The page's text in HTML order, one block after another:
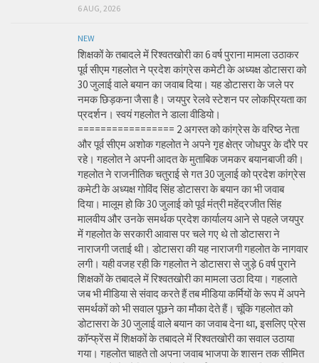
6 AUG, 2026
NEW
शिक्षकों के तबादले में रिश्वतखोरी का 6 वर्ष पुराना मामला उठाकर
पूर्व सीएम गहलोत ने प्रदेश कांग्रेस कमेटी के अध्यक्ष डोटासरा को
30 जुलाई वाले बयान का जवाब दिया। यह डोटासरा के जले पर
नमक छिड़कना जैसा है। जयपुर रेलवे स्टेशन पर लोकप्रियता का
प्रदर्शन। स्वयं गहलोत ने डाला वीडियो।
================= 2 अगस्त को कांग्रेस के वरिष्ठ नेता
और पूर्व सीएम अशोक गहलोत ने अपने गृह क्षेत्र जोधपुर के दौरे पर
रहे। गहलोत ने अपनी आदत के मुताबिक जमकर बयानबाजी की।
गहलोत ने राजनीतिक चतुराई से गत 30 जुलाई को प्रदेश कांग्रेस
कमेटी के अध्यक्ष गोविंद सिंह डोटासरा के बयान का भी जवाब
दिया। मालूम हो कि 30 जुलाई को पूर्व मंत्री महेंद्रजीत सिंह
मालवीय और उनके समर्थक प्रदेश कार्यालय आने से पहले जयपुर
में गहलोत के सरकारी आवास पर चले गए थे तो डोटासरा ने
नाराजगी जताई थी। डोटासरा की यह नाराजगी गहलोत के नागवार
लगी। यही वजह रही कि गहलोत ने डोटासरा से जुड़े 6 वर्ष पुराने
शिक्षकों के तबादले में रिश्वतखोरी का मामला उठा दिया। गहलाते
जब भी मीडिया से संवाद करते हैं तब मीडिया कर्मियों के रूप में अपने
समर्थकों को भी सवाल पूछने का मौका देते हैं। चूंकि गहलोत को
डोटासरा के 30 जुलाई वाले बयान का जवाब देना था, इसलिए प्रेस
कॉन्फ्रेंस में शिक्षकों के तबादले में रिश्वतखोरी का सवाल उठाया
गया। गहलोत चाहते तो अपना जवाब भाजपा के शासन तक सीमित